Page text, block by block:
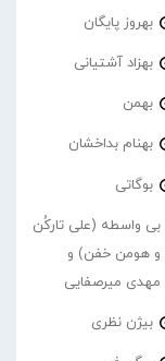
بهروز پایگان
بهزاد آشتیانی
بهمن
بهنام بداخشان
بوگاتی
بی واسطه (علی تارکُن
و هومن خفن) و
مهدی میرصفایی
بیژن نظری